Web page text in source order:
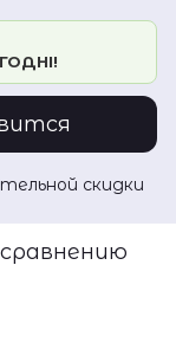
скидки